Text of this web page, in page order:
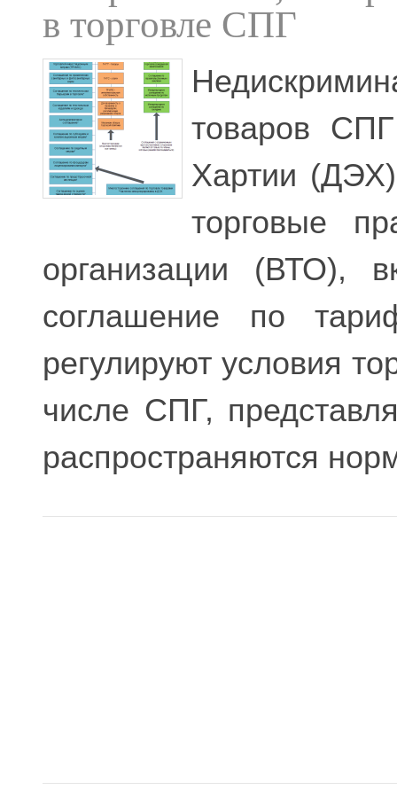
в торговле СПГ
товаров
Хартии
торговые
организации (ВТО),
соглашение по
регулируют условия
числе СПГ,
распространяются